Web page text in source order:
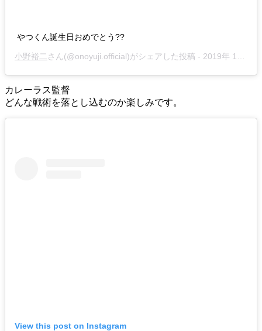
やつくん誕生日おめでとう??
小野裕二 さん(@onoyuji.official)がシェアした投稿 - 2019年 1月月20日午前1時40分PST
カレーラス監督
どんな戦術を落とし込むのか楽しみです。
View this post on Instagram